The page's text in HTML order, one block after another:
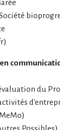
Société
du